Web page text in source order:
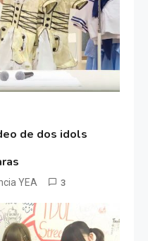
de dos idols
YEA 3